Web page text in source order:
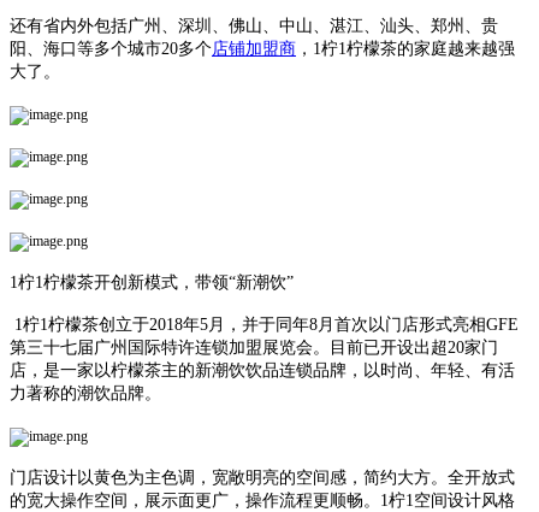
还有省内外包括广州、深圳、佛山、中山、湛江、汕头、郑州、贵
阳、海口等多个城市20多个店铺加盟商 ，1柠1柠檬茶的家庭越来越强
大了。
1柠1柠檬茶开创新模式，带领“新潮饮”
1柠1柠檬茶创立于2018年5月，并于同年8月首次以门店形式亮相GFE
第三十七届广州国际特许连锁加盟展览会。目前已开设出超20家门
店，是一家以柠檬茶主的新潮饮饮品连锁品牌，以时尚、年轻、有活
力著称的潮饮品牌。
门店设计以黄色为主色调，宽敞明亮的空间感，简约大方。全开放式
的宽大操作空间，展示面更广，操作流程更顺畅。1柠1空间设计风格